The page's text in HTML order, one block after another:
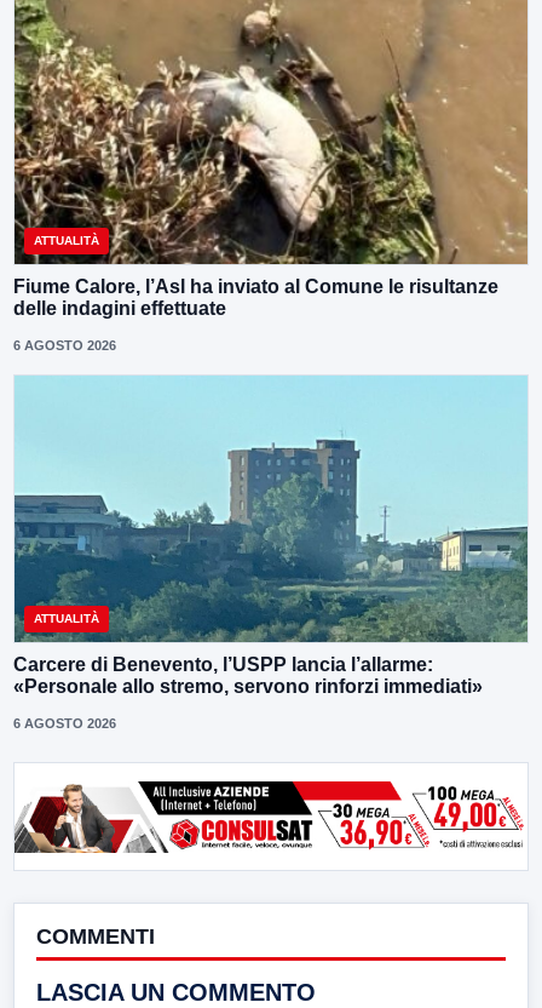
ATTUALITÀ
Fiume Calore, l’Asl ha inviato al Comune le risultanze
delle indagini effettuate
6 AGOSTO 2026
ATTUALITÀ
Carcere di Benevento, l’USPP lancia l’allarme:
«Personale allo stremo, servono rinforzi immediati»
6 AGOSTO 2026
COMMENTI
LASCIA UN COMMENTO